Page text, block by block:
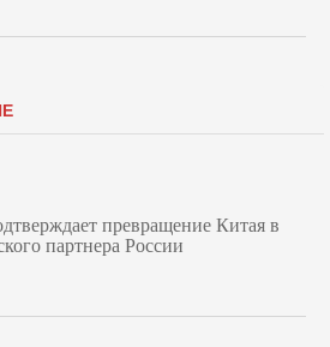
превращение Китая в
партнера России